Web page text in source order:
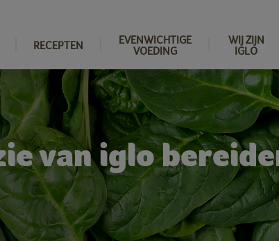
RECEPTEN
EVENWICHTIGE
VOEDING
WIJ ZIJN
IGLO
van iglo